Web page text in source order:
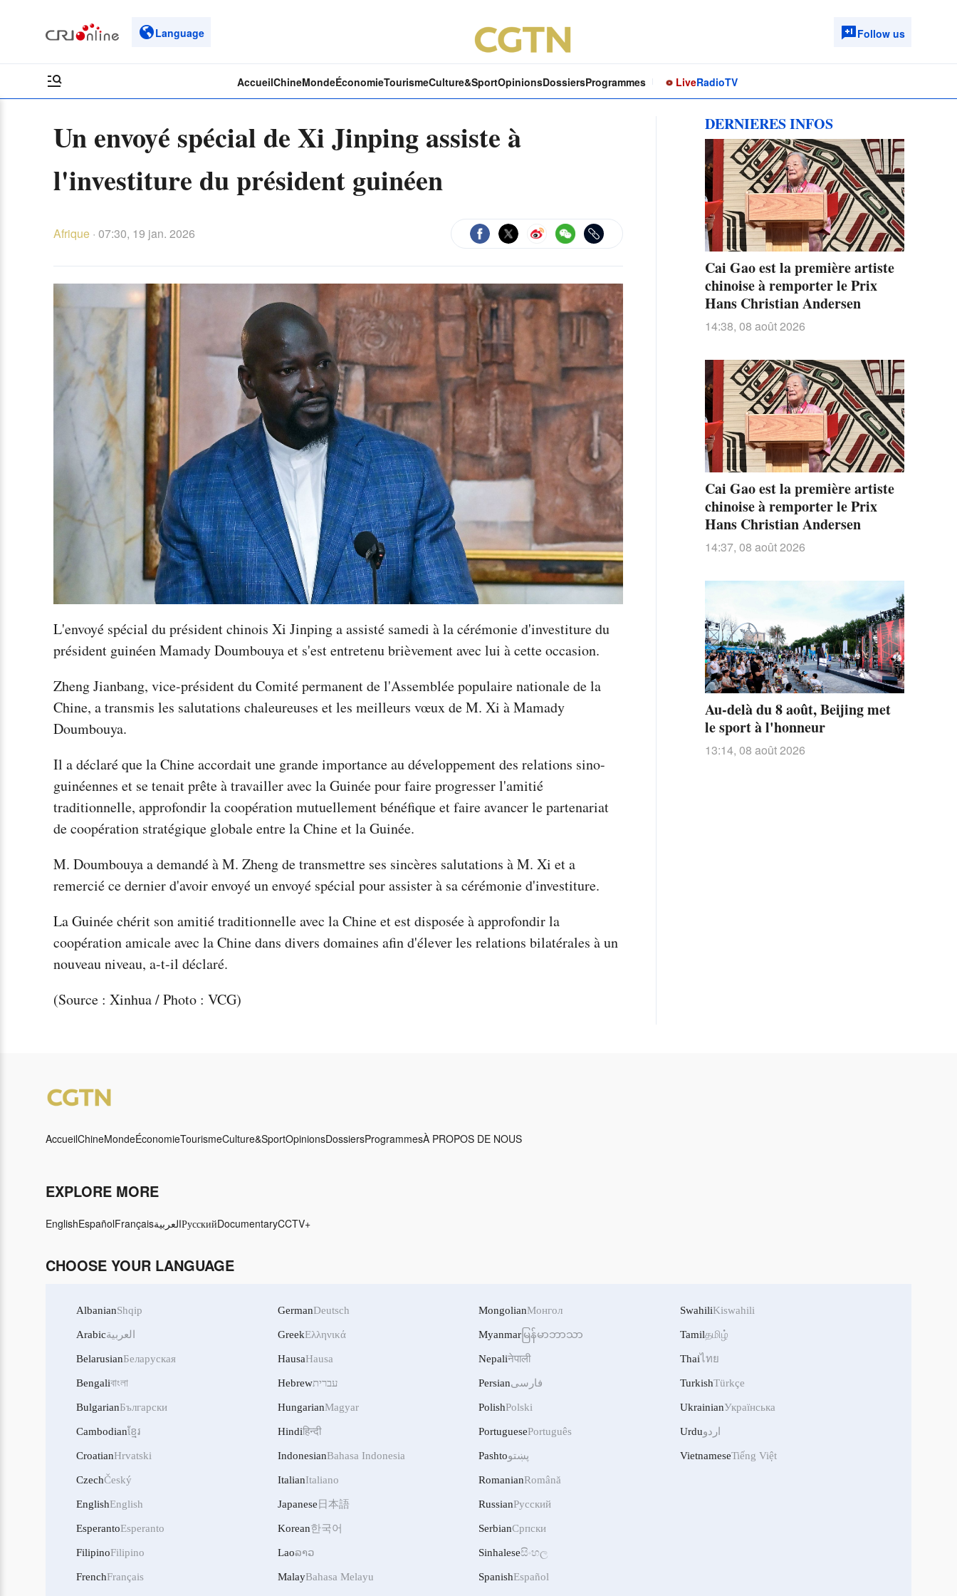
Language Follow us
AccueilChineMondeÉconomieTourismeCulture&SportOpinionsDossiersProgrammes LiveRadioTV
Un envoyé spécial de Xi Jinping assiste à
l'investiture du président guinéen
Afrique· 07:30, 19 jan. 2026
L'envoyé spécial du président chinois Xi Jinping a assisté samedi à la cérémonie d'investiture du
président guinéen Mamady Doumbouya et s'est entretenu brièvement avec lui à cette occasion.
Zheng Jianbang, vice-président du Comité permanent de l'Assemblée populaire nationale de la
Chine, a transmis les salutations chaleureuses et les meilleurs vœux de M. Xi à Mamady
Doumbouya.
Il a déclaré que la Chine accordait une grande importance au développement des relations sino-
guinéennes et se tenait prête à travailler avec la Guinée pour faire progresser l'amitié
traditionnelle, approfondir la coopération mutuellement bénéfique et faire avancer le partenariat
de coopération stratégique globale entre la Chine et la Guinée.
M. Doumbouya a demandé à M. Zheng de transmettre ses sincères salutations à M. Xi et a
remercié ce dernier d'avoir envoyé un envoyé spécial pour assister à sa cérémonie d'investiture.
La Guinée chérit son amitié traditionnelle avec la Chine et est disposée à approfondir la
coopération amicale avec la Chine dans divers domaines afin d'élever les relations bilatérales à un
nouveau niveau, a-t-il déclaré.
(Source : Xinhua / Photo : VCG)
DERNIERES INFOS
Cai Gao est la première artiste
chinoise à remporter le Prix
Hans Christian Andersen
14:38, 08 août 2026
Cai Gao est la première artiste
chinoise à remporter le Prix
Hans Christian Andersen
14:37, 08 août 2026
Au-delà du 8 août, Beijing met
le sport à l'honneur
13:14, 08 août 2026
AccueilChineMondeÉconomieTourismeCulture&SportOpinionsDossiersProgrammesÀ PROPOS DE NOUS
EXPLORE MORE
EnglishEspañolFrançaisالعربيةРусскийDocumentaryCCTV+
CHOOSE YOUR LANGUAGE
AlbanianShqip
Arabicالعربية
BelarusianБеларуская
Bengaliবাংলা
BulgarianБългарски
Cambodianខ្មែរ
CroatianHrvatski
CzechČeský
EnglishEnglish
EsperantoEsperanto
FilipinoFilipino
FrenchFrançais
GermanDeutsch
GreekΕλληνικά
HausaHausa
Hebrewעברית
HungarianMagyar
Hindiहिन्दी
IndonesianBahasa Indonesia
ItalianItaliano
Japanese 日本語
Korean한국어
Laoລາວ
MalayBahasa Melayu
MongolianМонгол
Myanmar မြန်မာဘာသာ
Nepaliनेपाली
Persianفارسی
PolishPolski
PortuguesePortuguês
Pashtoپښتو
RomanianRomână
RussianРусский
SerbianСрпски
Sinhaleseසිංහල
SpanishEspañol
SwahiliKiswahili
Tamilதமிழ்
Thaiไทย
TurkishTürkçe
UkrainianУкраїнська
Urduاردو
VietnameseTiếng Việt